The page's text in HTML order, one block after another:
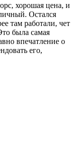
хорошая цена, и
Остался
там работали, чет
была самая
впечатление о
его,